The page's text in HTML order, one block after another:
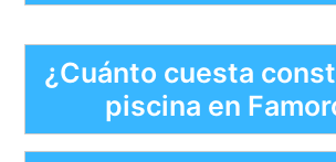
¿Cuánto cuesta
piscina en